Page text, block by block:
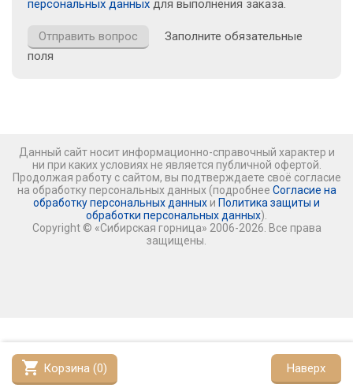
shopping_cart Корзина (0) Наверх
персональных данных для выполнения заказа.
Заполните обязательные
поля
Данный сайт носит информационно-справочный характер и
ни при каких условиях не является публичной офертой.
Продолжая работу с сайтом, вы подтверждаете своё согласие
на обработку персональных данных (подробнее Согласие на
обработку персональных данных и Политика защиты и
обработки персональных данных).
Copyright © «Сибирская горница» 2006-2026. Все права
защищены.